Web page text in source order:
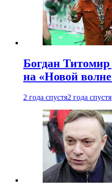
Богдан Титомир
на «Новой
2 года спустя2 года спустя